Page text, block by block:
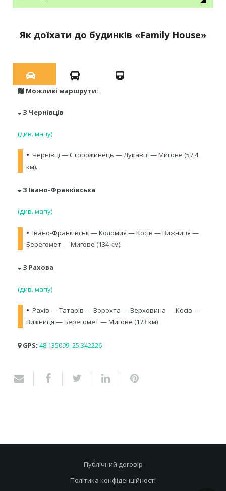
Як доїхати до будинків «Family House»
Можливі маршрути:
З Чернівців
(див. мапу)
• Чернівці — Сторожинець — Лукавці — Мигове (57,4
км).
З Івано-Франківська
(див. мапу)
• Івано-Франківськ — Коломия — Косів — Вижниця —
Берегомет — Мигове (134 км).
З Рахова
(див. мапу)
• Рахів — Татарів — Ворохта — Верховина — Косів —
Вижниця — Берегомет — Мигове (173 км)
GPS: 48.135099, 25.342226
Публічний договір
Політика конфіденційності